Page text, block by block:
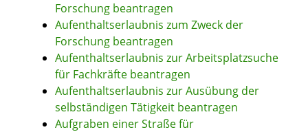
Forschung beantragen
Aufenthaltserlaubnis zum Zweck der
Forschung beantragen
Aufenthaltserlaubnis zur Arbeitsplatzsuche
für Fachkräfte beantragen
Aufenthaltserlaubnis zur Ausübung der
selbständigen Tätigkeit beantragen
Aufgraben einer Straße für